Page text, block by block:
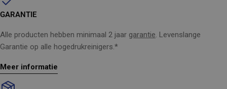
GARANTIE
Alle producten hebben minimaal 2 jaar garantie. Levenslange
Garantie op alle hogedrukreinigers.*
Meer informatie